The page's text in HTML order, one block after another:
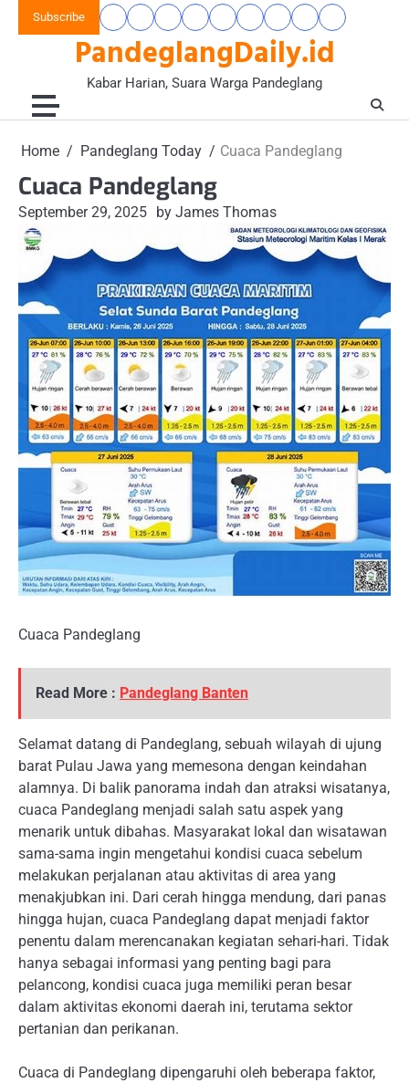
Subscribe
PandeglangDaily.id
Kabar Harian, Suara Warga Pandeglang
BerandaBanten
Raya
Gaya
Hidup
&
Komunitas
Hukum
Kriminal
Nasional
Opini
Wacana
Pandeglang
Today
Pendidikan
&
Kesehatan
Wisata
&
Home Pandeglang Today Cuaca Pandeglang
Cuaca Pandeglang
September 29, 2025 by James Thomas
Cuaca Pandeglang
Read More : Pandeglang Banten
Selamat datang di Pandeglang, sebuah wilayah di ujung
barat Pulau Jawa yang memesona dengan keindahan
alamnya. Di balik panorama indah dan atraksi wisatanya,
cuaca Pandeglang menjadi salah satu aspek yang
menarik untuk dibahas. Masyarakat lokal dan wisatawan
sama-sama ingin mengetahui kondisi cuaca sebelum
melakukan perjalanan atau aktivitas di area yang
menakjubkan ini. Dari cerah hingga mendung, dari panas
hingga hujan, cuaca Pandeglang dapat menjadi faktor
penentu dalam merencanakan kegiatan sehari-hari. Tidak
hanya sebagai informasi yang penting bagi para
pelancong, kondisi cuaca juga memiliki peran besar
dalam aktivitas ekonomi daerah ini, terutama sektor
pertanian dan perikanan.
Cuaca di Pandeglang dipengaruhi oleh beberapa faktor,